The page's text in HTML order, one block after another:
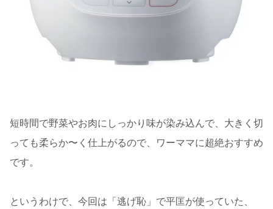
短時間で野菜やお肉にしっかり味が染み込んで、大きく切
っても柔らか〜く仕上がるので、ワーママに超絶おすすめ
です。
というわけで、今回は「逃げ恥」で平匡が使っていた、